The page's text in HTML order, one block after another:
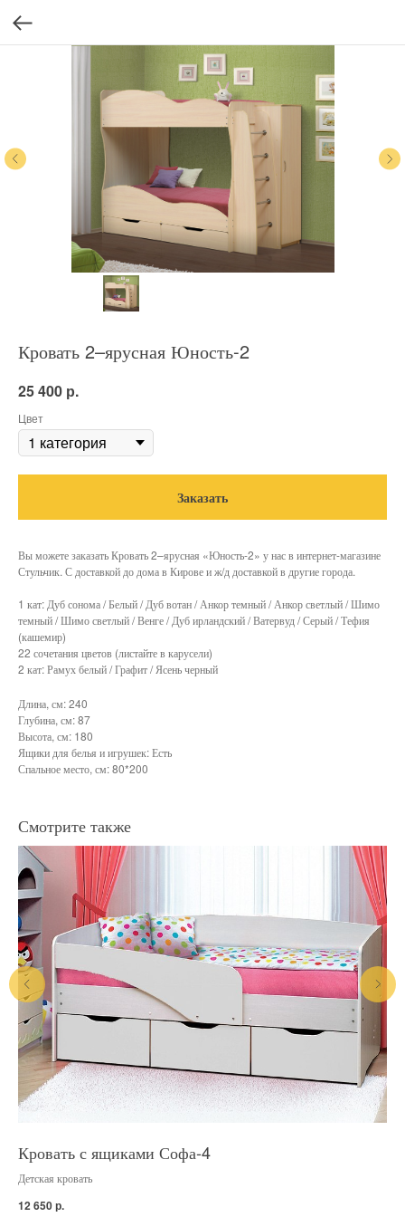
Кровать 2–ярусная Юность-2
25 400 р.
Цвет
Заказать
Вы можете заказать Кровать 2–ярусная «Юность-2» у нас в интернет-магазине
Стульчик. С доставкой до дома в Кирове и ж/д доставкой в другие города.
1 кат: Дуб сонома / Белый / Дуб вотан / Анкор темный / Анкор светлый / Шимо
темный / Шимо светлый / Венге / Дуб ирландский / Ватервуд / Серый / Тефия
(кашемир)
22 сочетания цветов (листайте в карусели)
2 кат: Рамух белый / Графит / Ясень черный
Длина, см: 240
Глубина, см: 87
Высота, см: 180
Ящики для белья и игрушек: Есть
Спальное место, см: 80*200
Смотрите также
Кровать с ящиками Софа-4
Детская кровать
12 650р.